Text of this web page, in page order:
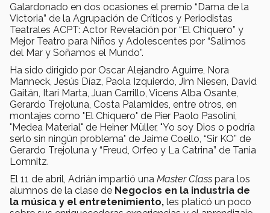
Galardonado en dos ocasiones el premio “Dama de la
Victoria” de la Agrupación de Críticos y Periodistas
Teatrales ACPT: Actor Revelación por “El Chiquero” y
Mejor Teatro para Niños y Adolescentes por “Salimos
del Mar y Soñamos el Mundo”.
Ha sido dirigido por Oscar Alejandro Aguirre, Nora
Manneck, Jesús Díaz, Paola Izquierdo, Jim Niesen, David
Gaitán, Itari Marta, Juan Carrillo, Vicens Alba Osante,
Gerardo Trejoluna, Costa Palamides, entre otros, en
montajes como "El Chiquero" de Pier Paolo Pasolini,
"Medea Material" de Heiner Müller, "Yo soy Dios o podría
serlo sin ningún problema" de Jaime Coello, “Sir KO” de
Gerardo Trejoluna y “Freud, Orfeo y La Catrina” de Tania
Lomnitz.
El 11 de abril, Adrián impartió una Master Class para los
alumnos de la clase de Negocios en la industria de
la música y el entretenimiento, les platicó un poco